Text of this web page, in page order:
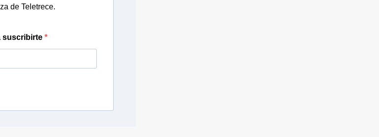
de Teletrece.
suscribirte